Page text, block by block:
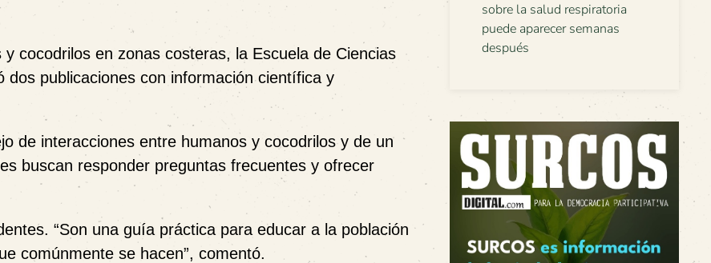
cocodrilos en zonas costeras, la Escuela de Ciencias
dos publicaciones con información científica y
de interacciones entre humanos y cocodrilos y de un
buscan responder preguntas frecuentes y ofrecer
“Son una guía práctica para educar a la población
comúnmente se hacen”, comentó.
sobre la salud respiratoria
puede aparecer semanas
después